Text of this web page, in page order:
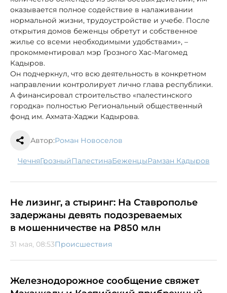
оказывается полное содействие в налаживании
нормальной жизни, трудоустройстве и учебе. После
открытия домов беженцы обретут и собственное
жилье со всеми необходимыми удобствами», –
прокомментировал мэр Грозного Хас-Магомед
Кадыров.
Он подчеркнул, что всю деятельность в конкретном
направлении контролирует лично глава республики.
А финансировал строительство «палестинского
городка» полностью Региональный общественный
фонд им. Ахмата-Хаджи Кадырова.
Автор:Роман Новоселов
Чечня Грозный Палестина беженцы Рамзан Кадыров
Не лизинг, а стыринг: На Ставрополье
задержаны девять подозреваемых
в мошенничестве на ₽850 млн
31 мая, 08:53Происшествия
Железнодорожное сообщение свяжет